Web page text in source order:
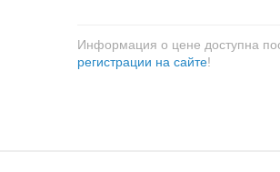
Информация о цене доступна
регистрации на сайте!